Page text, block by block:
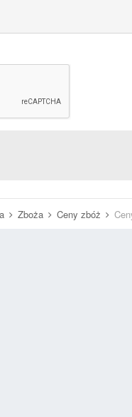
Zboża Ceny zbóż